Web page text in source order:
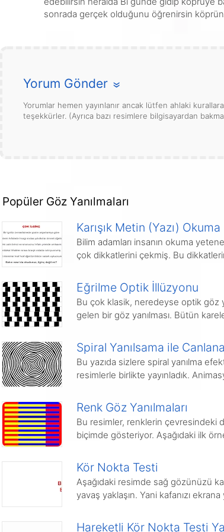
sonrada gerçek olduğunu öğrenirsin
Yorum Gönder »
Yorumlar hemen yayınlanır ancak lütfen ahlaki
teşekkürler. (Ayrıca bazı resimlere bilgisayardan
Popüler Göz Yanılmaları
Karışık Metin (Yazı) Okuma
Bilim adamları insanın okuma
çok dikkatlerini çekmiş. Bu
Eğrilme Optik İllüzyonu
Bu çok klasik, neredeyse optik göz
gelen bir göz yanılması. Bütün
Spiral Yanılsama ile
Bu yazıda sizlere spiral yanılma
resimlerle birlikte yayınladık.
Renk Göz Yanılmaları
Bu resimler, renklerin çevresindeki
biçimde gösteriyor. Aşağıdaki ilk
Kör Nokta Testi
Aşağıdaki resimde sağ gözünüzü
yavaş yaklaşın. Yani kafanızı
Hareketli Kör Nokta Testi